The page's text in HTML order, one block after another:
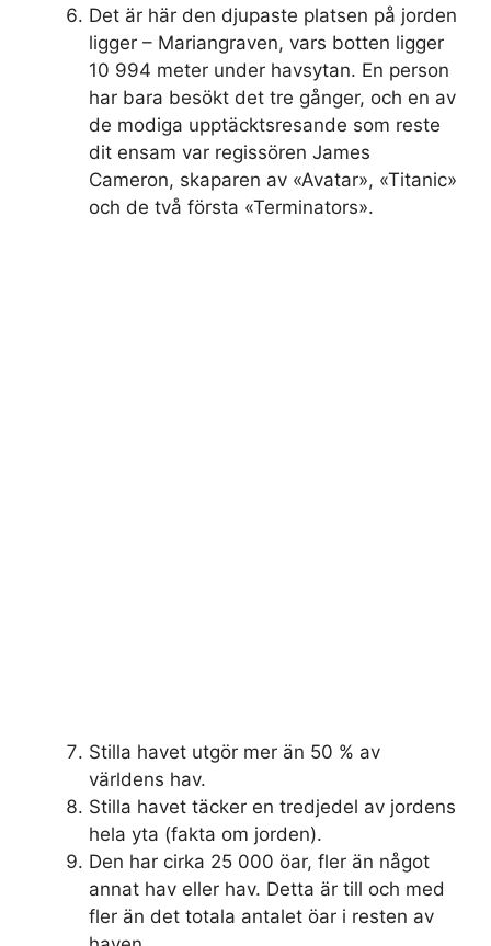
Det är här den djupaste platsen på jorden
ligger – Mariangraven, vars botten ligger
10 994 meter under havsytan. En person
har bara besökt det tre gånger, och en av
de modiga upptäcktsresande som reste
dit ensam var regissören James
Cameron, skaparen av «Avatar», «Titanic»
och de två första «Terminators».
Stilla havet utgör mer än 50 % av
världens hav.
Stilla havet täcker en tredjedel av jordens
hela yta (fakta om jorden).
Den har cirka 25 000 öar, fler än något
annat hav eller hav. Detta är till och med
fler än det totala antalet öar i resten av